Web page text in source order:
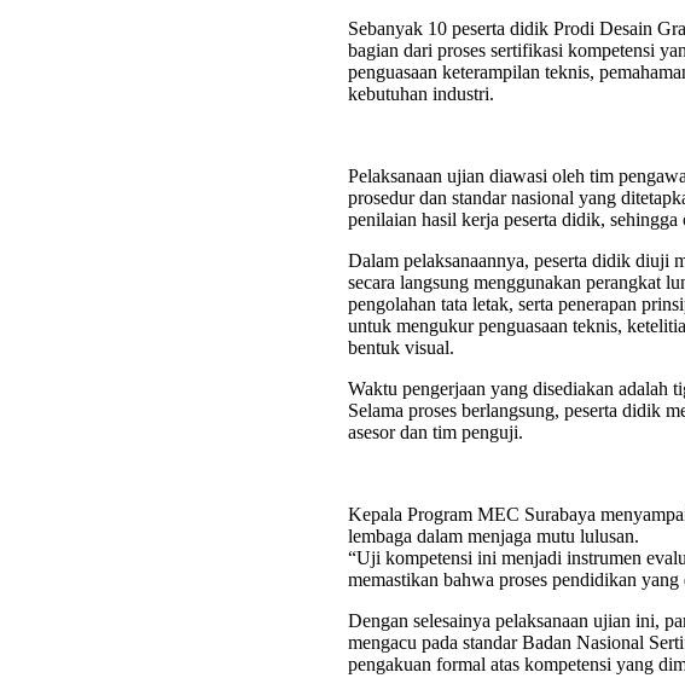
Sebanyak 10 peserta didik Prodi Desain
bagian dari proses sertifikasi kompetensi
penguasaan keterampilan teknis,
kebutuhan industri.
Pelaksanaan ujian diawasi oleh tim
prosedur dan standar nasional yang
penilaian hasil kerja peserta didik,
Dalam pelaksanaannya, peserta didik diuji
secara langsung menggunakan perangkat
pengolahan tata letak, serta penerapan
untuk mengukur penguasaan teknis,
bentuk visual.
Waktu pengerjaan yang disediakan adalah
Selama proses berlangsung, peserta didik
asesor dan tim penguji.
Kepala Program MEC Surabaya
lembaga dalam menjaga mutu lulusan.
“Uji kompetensi ini menjadi instrumen
memastikan bahwa proses pendidikan
Dengan selesainya pelaksanaan ujian ini,
mengacu pada standar Badan Nasional
pengakuan formal atas kompetensi yang